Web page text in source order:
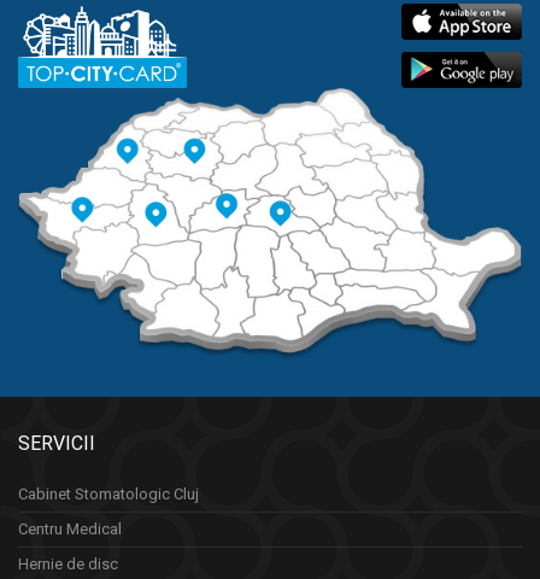
SERVICII
Cabinet Stomatologic Cluj
Centru Medical
Hernie de disc